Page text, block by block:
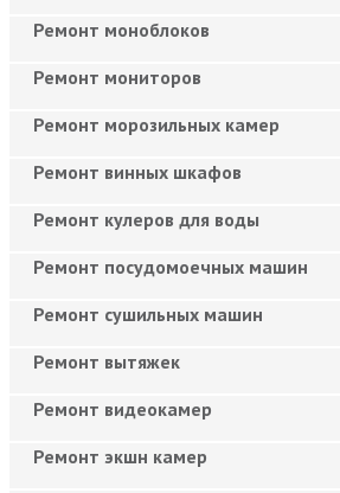
Ремонт моноблоков
Ремонт мониторов
Ремонт морозильных камер
Ремонт винных шкафов
Ремонт кулеров для воды
Ремонт посудомоечных машин
Ремонт сушильных машин
Ремонт вытяжек
Ремонт видеокамер
Ремонт экшн камер